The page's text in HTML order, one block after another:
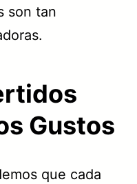
son tan
Gustos
que cada